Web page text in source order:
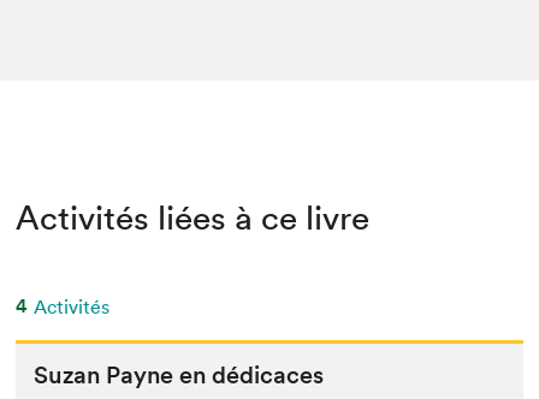
Activités liées à ce livre
4 Activités
Suzan Payne en dédicaces